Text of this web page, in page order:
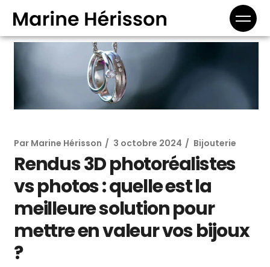
Par Marine Hérisson 3 octobre 2024 Bijouterie
Rendus 3D photoréalistes
vs photos : quelle est la
meilleure solution pour
mettre en valeur vos bijoux
?